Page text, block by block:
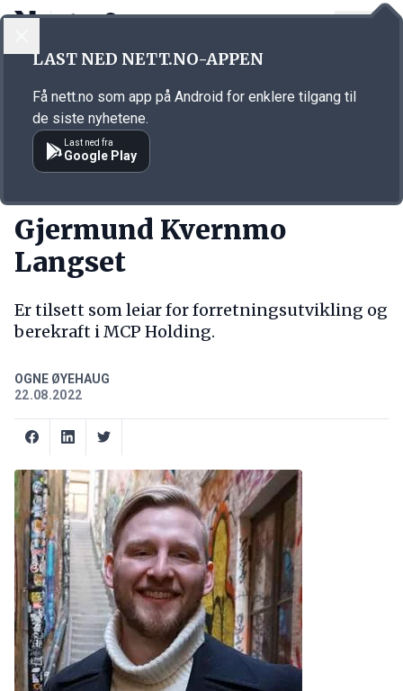
Annonsørinnhold
Gjermund Kvernmo
Langset
Er tilsett som leiar for forretningsutvikling og
berekraft i MCP Holding.
OGNE ØYEHAUG
22.08.2022
LAST NED NETT.NO-APPEN
Få nett.no som app på Android for enklere tilgang til
de siste nyhetene.
Last ned fra
Google Play